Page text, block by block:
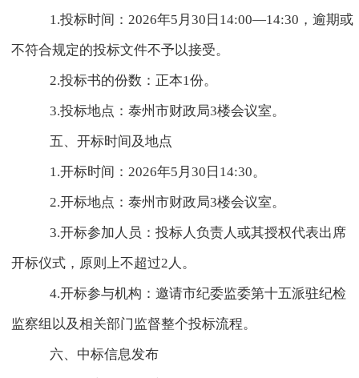
1.投标时间：2026年5 月30 日 14:00—14:30 ，逾期或
不符合规定的投标文件不予以接受。
2.投标书的份数：正本1份。
3.投标地点：泰州市财政局3楼会议室。
五、开标时间及地点
1.开标时间：2026年5 月30 日 14:30。
2.开标地点：泰州市财政局3楼会议室。
3.开标参加人员：投标人负责人或其授权代表出席
开标仪式，原则上不超过2 人。
4.开标参与机构：邀请市纪委监委第十五派驻纪检
监察组以及相关部门监督整个投标流程。
六、中标信息发布